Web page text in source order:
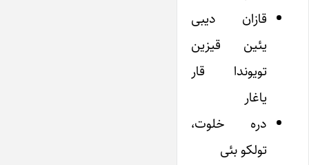
قازان دیبی
یئین قیزین
تویوندا قار
یاغار
دره خلوت،
تولکو بئی